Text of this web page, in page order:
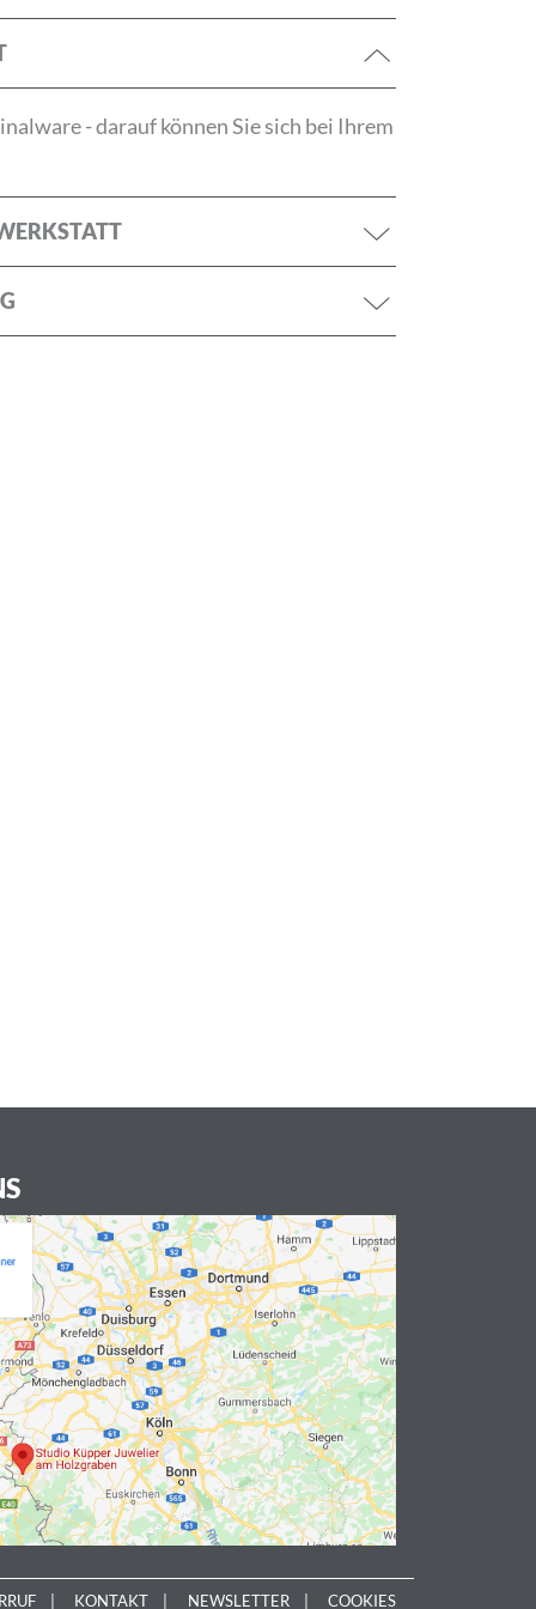
- darauf können Sie sich bei Ihrem
KONTAKT NEWSLETTER COOKIES